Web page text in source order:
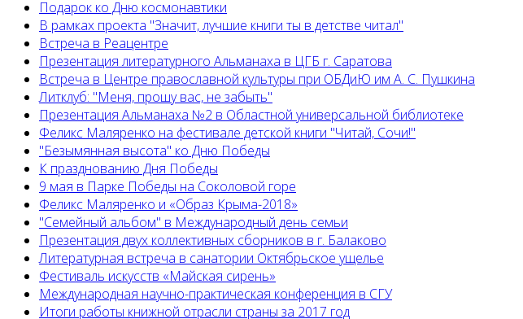
Подарок ко Дню космонавтики
В рамках проекта "Значит, лучшие книги ты в детстве читал"
Встреча в Реацентре
Презентация литературного Альманаха в ЦГБ г. Саратова
Встреча в Центре православной культуры при ОБДиЮ им А. С. Пушкина
Литклуб: "Меня, прошу вас, не забыть"
Презентация Альманаха №2 в Областной универсальной библиотеке
Феликс Маляренко на фестивале детской книги "Читай, Сочи!"
"Безымянная высота" ко Дню Победы
К празднованию Дня Победы
9 мая в Парке Победы на Соколовой горе
Феликс Маляренко и «Образ Крыма-2018»
"Семейный альбом" в Международный день семьи
Презентация двух коллективных сборников в г. Балаково
Литературная встреча в санатории Октябрьское ущелье
Фестиваль искусств «Майская сирень»
Международная научно-практическая конференция в СГУ
Итоги работы книжной отрасли страны за 2017 год